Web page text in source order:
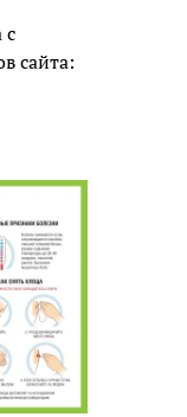
с
сайта: